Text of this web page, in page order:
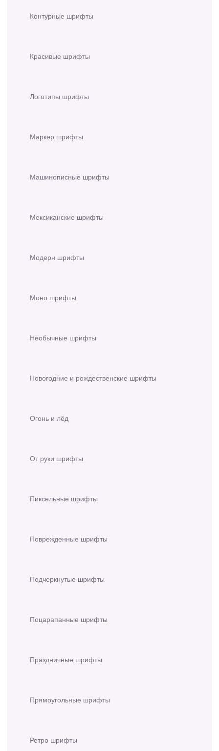
Контурные шрифты
Красивые шрифты
Логотипы шрифты
Маркер шрифты
Машинописные шрифты
Мексиканские шрифты
Модерн шрифты
Моно шрифты
Необычные шрифты
Новогодние и рождественские шрифты
Огонь и лёд
От руки шрифты
Пиксельные шрифты
Поврежденные шрифты
Подчеркнутые шрифты
Поцарапанные шрифты
Праздничные шрифты
Прямоугольные шрифты
Ретро шрифты